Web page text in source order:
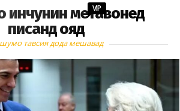
инчунин метавонед
писанд ояд
VIP
тавсия дода мешавад